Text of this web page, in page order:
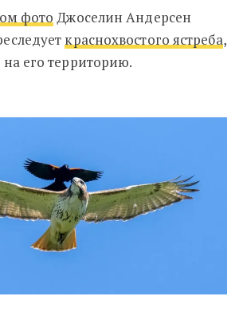
фото Джоселин Андерсен
краснохвостого ястреба,
его территорию.